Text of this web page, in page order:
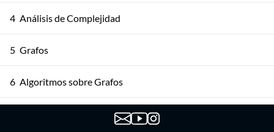
4 Análisis de Complejidad
5 Grafos
6 Algoritmos sobre Grafos
Algoritmos sobre Grafos Dirigidos